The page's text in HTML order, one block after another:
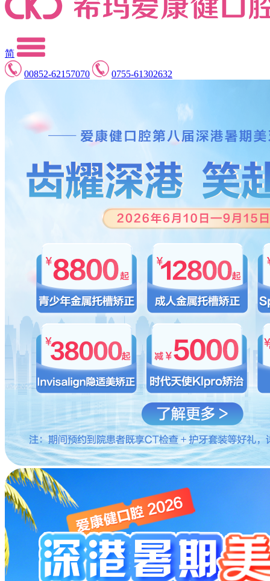
简
00852-62157070
0755-61302632